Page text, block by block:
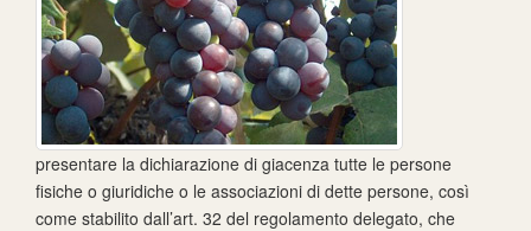
presentare la dichiarazione di giacenza tutte le persone
fisiche o giuridiche o le associazioni di dette persone, così
come stabilito dall’art. 32 del regolamento delegato, che